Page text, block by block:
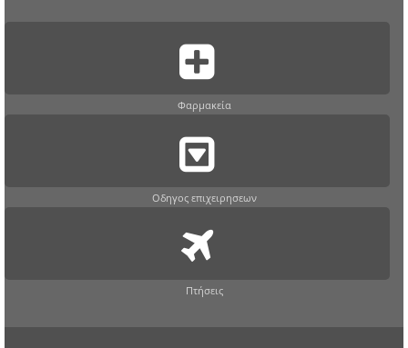
Φαρμακεία
Οδηγος επιχειρησεων
Πτήσεις